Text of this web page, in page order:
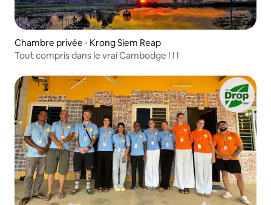
Chambre privée ⋅ Krong Siem Reap
Tout compris dans le vrai Cambodge ! ! !